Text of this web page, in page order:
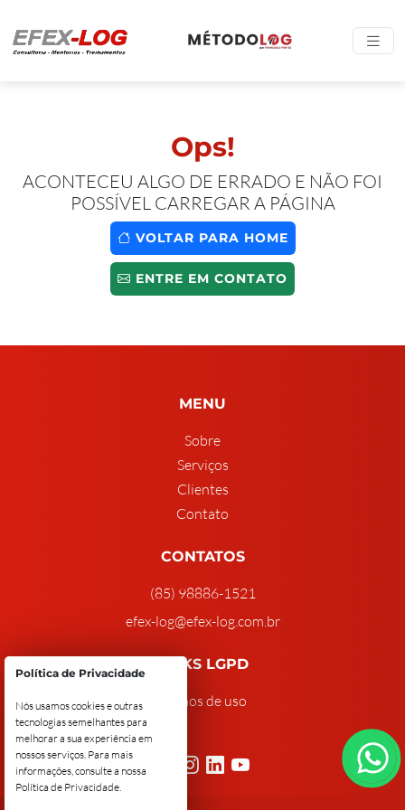
Ops!
ACONTECEU ALGO DE ERRADO E NÃO FOI
POSSÍVEL CARREGAR A PÁGINA
VOLTAR PARA HOME
ENTRE EM CONTATO
MENU
Sobre
Serviços
Clientes
Contato
CONTATOS
(85) 98886-1521
efex-log@efex-log.com.br
LINKS LGPD
Termos de uso
Política de Privacidade
Nós usamos cookies e outras
tecnologias semelhantes para
melhorar a sua experiência em
nossos serviços. Para mais
informações, consulte a nossa
Política de Privacidade.